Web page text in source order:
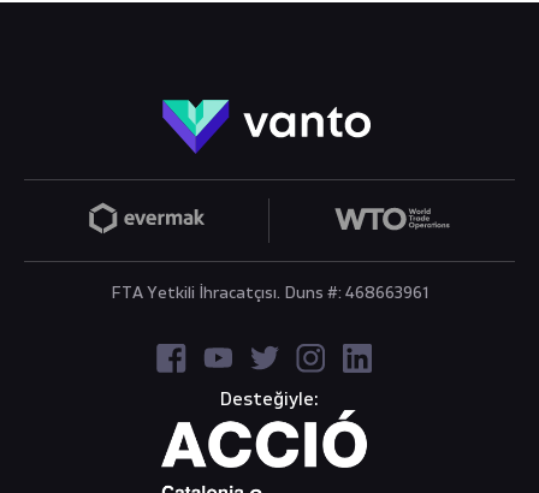
FTA Yetkili İhracatçısı. Duns #: 468663961
Desteğiyle: